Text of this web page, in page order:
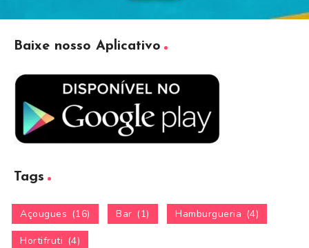
Baixe nosso Aplicativo
Tags
Açougues (16) Bar (1) Hamburgueria (4)
Hortifruti (4)